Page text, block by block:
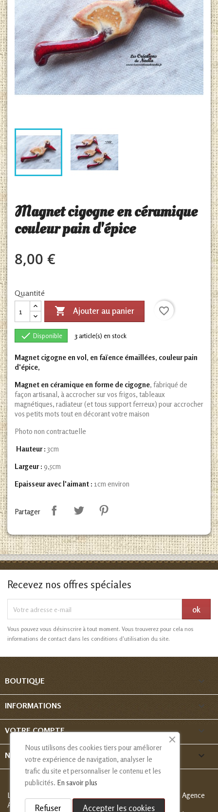
Magnet cigogne en céramique
couleur pain d'épice
8,00 €
Quantité
 Ajouter au panier favorite_border
 Disponible 3article(s) en stock
Magnet cigogne en vol, en faïence émaillées, couleur pain
d'épice,
Magnet en céramique en forme de cigogne, fabriqué de
façon artisanal, à accrocher sur vos frigos, tableaux
magnétiques, radiateur (et tous support ferreux) pour accrocher
vos petits mots tout en décorant votre maison
Photo non contractuelle
Hauteur : 3cm
Largeur : 9,5cm
Epaisseur avec l'aimant : 1cm environ
Partager
Recevez nos offres spéciales
Vous pouvez vous désinscrire à tout moment. Vous trouverez pour cela nos
informations de contact dans les conditions d'utilisation du site.
BOUTIQUE 
INFORMATIONS 
VOTRE COMPTE 
NOUS CONTACTER keyboard_arrow_down
Les Créations de Nadia - Copyright
© 2013-2026 - Création Agence
Alcaweb
Nous utilisons des cookies tiers pour améliorer
votre expérience de navigation, analyser le
trafic du site et personnaliser le contenu et les
publicités. En savoir plus
Accepter les cookies
Refuser